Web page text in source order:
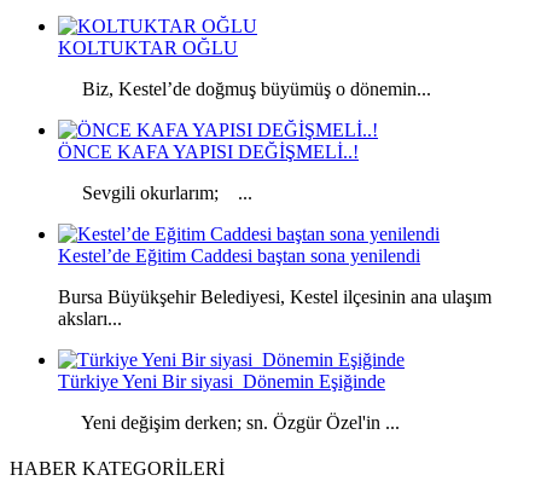
KOLTUKTAR OĞLU
Biz, Kestel’de doğmuş büyümüş o dönemin...
ÖNCE KAFA YAPISI DEĞİŞMELİ..!
Sevgili okurlarım; ...
Kestel’de Eğitim Caddesi baştan sona yenilendi
Bursa Büyükşehir Belediyesi, Kestel ilçesinin ana ulaşım
aksları...
Türkiye Yeni Bir siyasi Dönemin Eşiğinde
Yeni değişim derken; sn. Özgür Özel'in ...
HABER KATEGORİLERİ